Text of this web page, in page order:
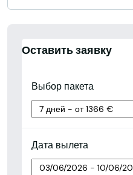
Оставить заявку
Выбор пакета
Дата вылета